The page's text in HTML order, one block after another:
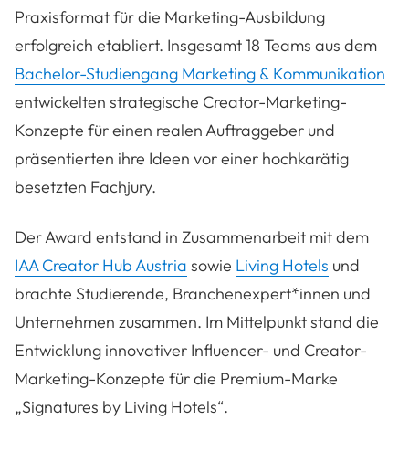
Praxisformat für die Marketing-Ausbildung
erfolgreich etabliert. Insgesamt 18 Teams aus dem
Bachelor-Studiengang Marketing & Kommunikation
entwickelten strategische Creator-Marketing-
Konzepte für einen realen Auftraggeber und
präsentierten ihre Ideen vor einer hochkarätig
besetzten Fachjury.
Der Award entstand in Zusammenarbeit mit dem
IAA Creator Hub Austria sowie Living Hotels und
brachte Studierende, Branchenexpert*innen und
Unternehmen zusammen. Im Mittelpunkt stand die
Entwicklung innovativer Influencer- und Creator-
Marketing-Konzepte für die Premium-Marke
„Signatures by Living Hotels“.